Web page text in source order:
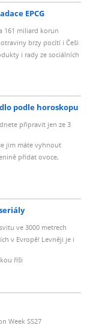
EPCG
161 miliard korun
brzy pocítí i Češi
i rady ze sociálních
podle horoskopu
připravit jen ze 3
jim máte vyhnout
přidat ovoce,
ve 3000 metrech
v Evropě! Levněji je i
říši
Week SS27